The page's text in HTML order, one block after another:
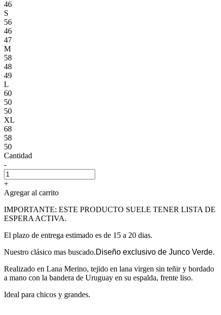
46
S
56
46
47
M
58
48
49
L
60
50
50
XL
68
58
50
Cantidad
-
+
Agregar al carrito
IMPORTANTE: ESTE PRODUCTO SUELE TENER LISTA DE
ESPERA ACTIVA.
El plazo de entrega estimado es de 15 a 20 dias.
Nuestro clásico mas buscado.Diseño exclusivo de Junco Verde.
Realizado en Lana Merino, tejido en lana virgen sin teñir y bordado
a mano con la bandera de Uruguay en su espalda, frente liso.
Ideal para chicos y grandes.